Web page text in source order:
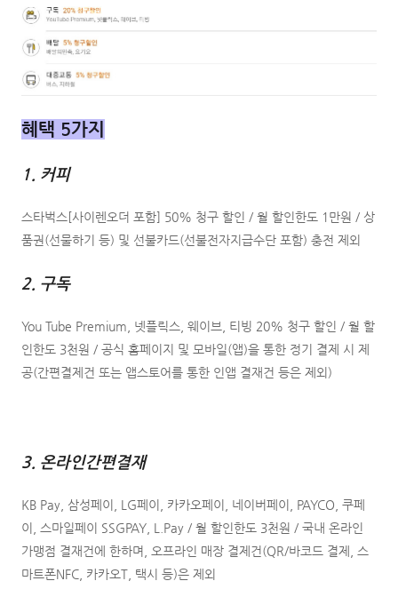
혜택 5가지
1. 커피
스타벅스[사이렌오더 포함] 50% 청구 할인 / 월 할인한도 1만원 / 상
품권(선물하기 등) 및 선불카드(선불전자지급수단 포함) 충전 제외
2. 구독
You Tube Premium, 넷플릭스, 웨이브, 티빙 20% 청구 할인 / 월 할
인한도 3천원 / 공식 홈페이지 및 모바일(앱)을 통한 정기 결제 시 제
공(간편결제건 또는 앱스토어를 통한 인앱 결재건 등은 제외)
3. 온라인간편결재
KB Pay, 삼성페이, LG페이, 카카오페이, 네이버페이, PAYCO, 쿠페
이, 스마일페이 SSGPAY, L.Pay / 월 할인한도 3천원 / 국내 온라인
가맹점 결재건에 한하며, 오프라인 매장 결제건(QR/바코드 결제, 스
마트폰NFC, 카카오T, 택시 등)은 제외